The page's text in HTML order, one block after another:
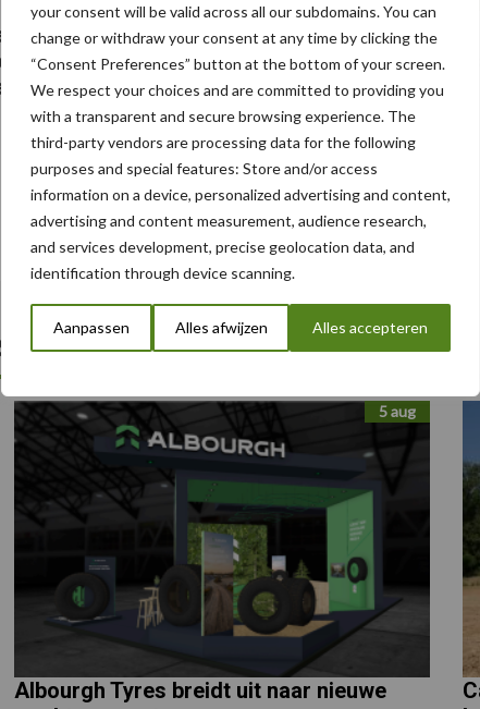
your consent will be valid across all our subdomains. You can
change or withdraw your consent at any time by clicking the
“Consent Preferences” button at the bottom of your screen.
We respect your choices and are committed to providing you
with a transparent and secure browsing experience. The
third-party vendors are processing data for the following
purposes and special features: Store and/or access
information on a device, personalized advertising and content,
advertising and content measurement, audience research,
and services development, precise geolocation data, and
identification through device scanning.
Aanpassen Alles afwijzen Alles accepteren
50.000e Fendt
met een
jubileummodel
Het oranje neusje van
Loonbedrijf Houtenbos
Toon meer
5 aug
Albourgh Tyres breidt uit naar nieuwe